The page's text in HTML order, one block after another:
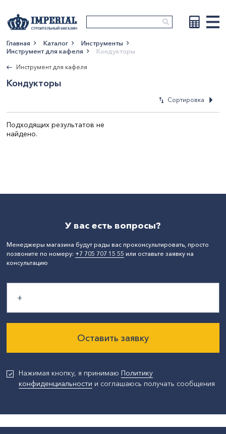
Главная Каталог
Инструменты
Инструмент для кафеля
Кондукторы
Инструмент для кафеля
Кондукторы
Сортировка
Подходящих результатов не
найдено.
У вас есть вопросы?
Менеджеры магазина будут рады вас проконсультировать, просто
позвоните по номеру: +7 705 707 15 55 или оставьте заявку на
консультацию
Оставить заявку
Нажимая кнопку, я принимаю Политику
конфиденциальности и соглашаюсь получать сообщения